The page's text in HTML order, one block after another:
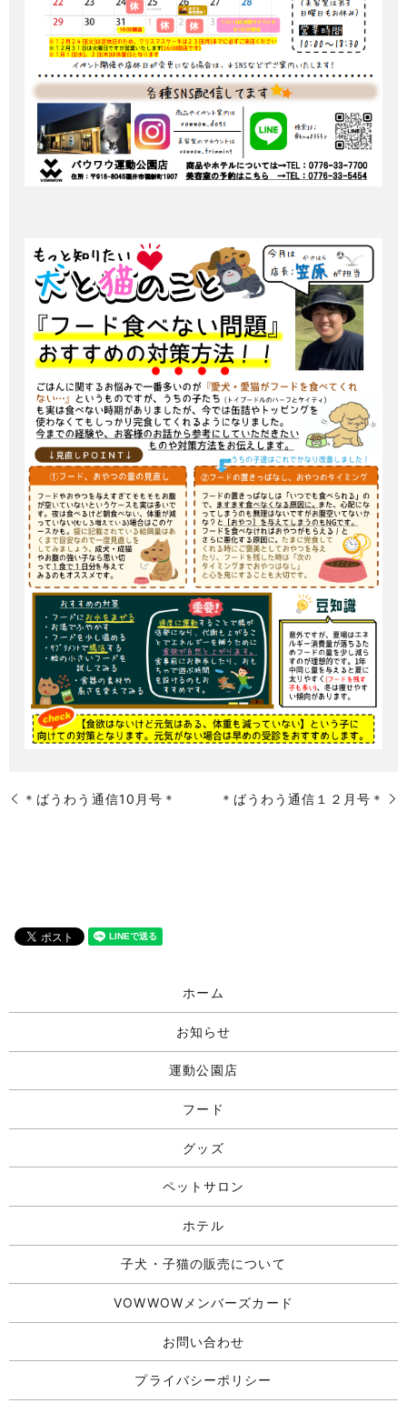
＊ばうわう通信10月号＊ ＊ばうわう通信１２月号＊
ホーム
お知らせ
運動公園店
フード
グッズ
ペットサロン
ホテル
子犬・子猫の販売について
VOWWOWメンバーズカード
お問い合わせ
プライバシーポリシー